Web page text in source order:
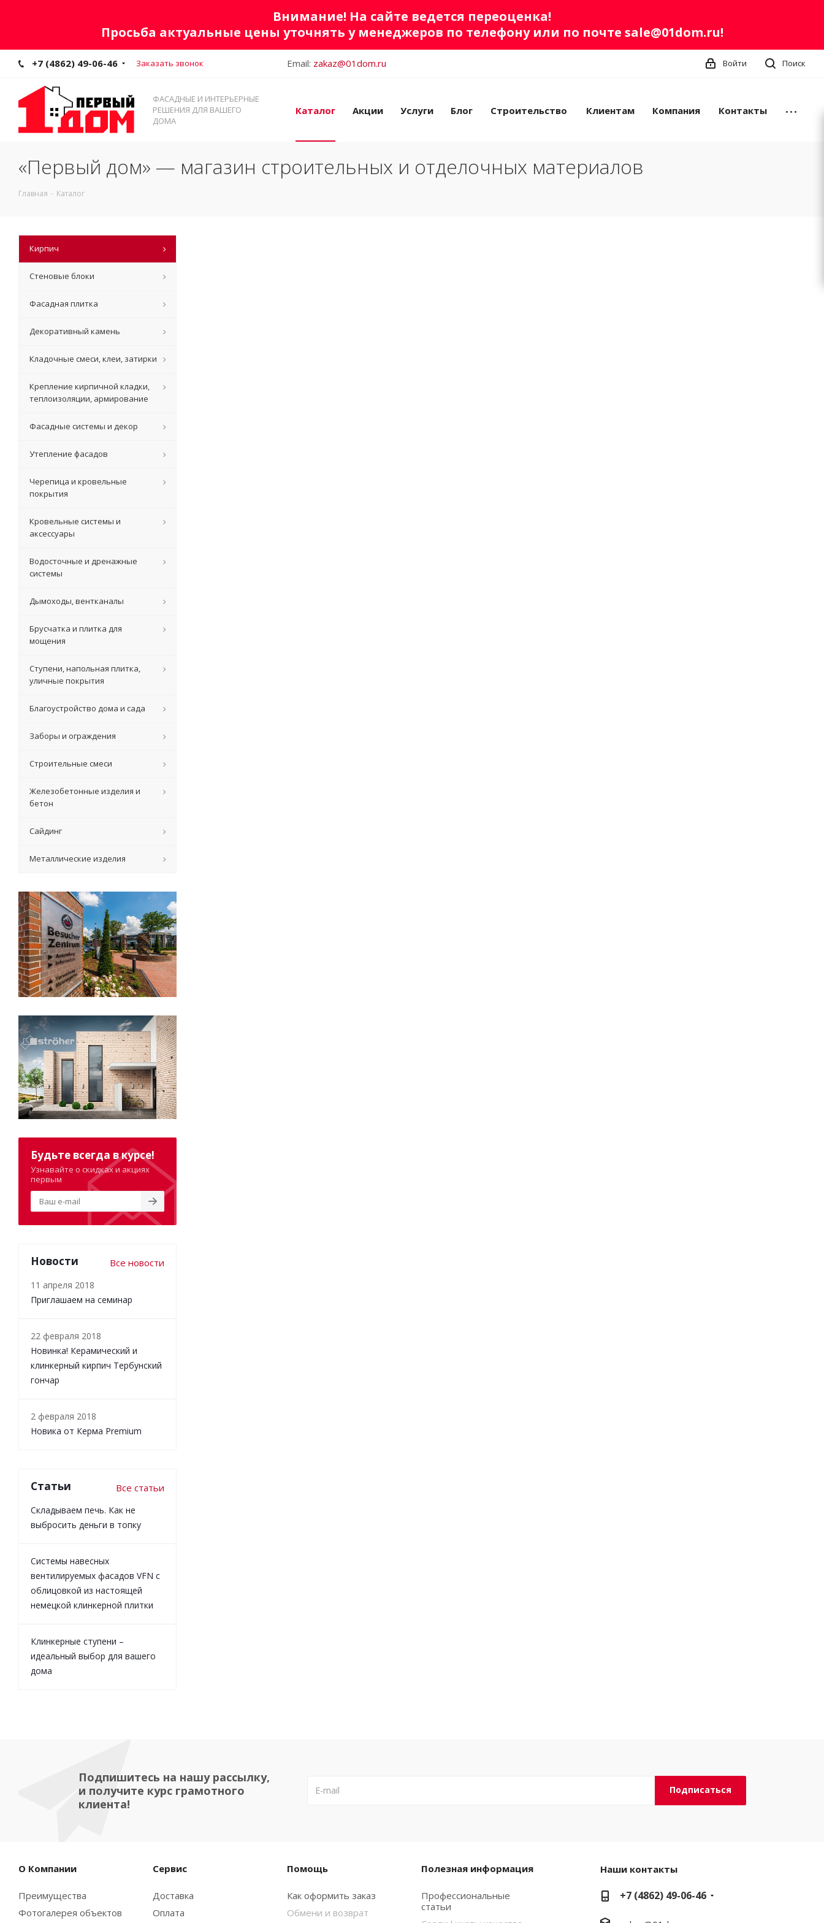
Внимание! На сайте ведется переоценка!
Просьба актуальные цены уточнять у менеджеров по телефону или по почте sale@01dom.ru!
+7 (4862) 49-06-46 Заказать звонок Email: zakaz@01dom.ru Поиск
Войти
ФАСАДНЫЕ И ИНТЕРЬЕРНЫЕ
РЕШЕНИЯ ДЛЯ ВАШЕГО
ДОМА
Каталог Акции Услуги Блог Строительство Клиентам Компания Контакты
«Первый дом» — магазин строительных и отделочных материалов
Главная - Каталог
Кирпич
Стеновые блоки
Фасадная плитка
Декоративный камень
Кладочные смеси, клеи, затирки
Крепление кирпичной кладки,
теплоизоляции, армирование
Фасадные системы и декор
Утепление фасадов
Черепица и кровельные
покрытия
Кровельные системы и
аксессуары
Водосточные и дренажные
системы
Дымоходы, вентканалы
Брусчатка и плитка для
мощения
Ступени, напольная плитка,
уличные покрытия
Благоустройство дома и сада
Заборы и ограждения
Строительные смеси
Железобетонные изделия и
бетон
Сайдинг
Металлические изделия
Будьте всегда в курсе!
Узнавайте о скидках и акциях
первым
Новости Все новости
11 апреля 2018
Приглашаем на семинар
22 февраля 2018
Новинка! Керамический и
клинкерный кирпич Тербунский
гончар
2 февраля 2018
Новика от Керма Premium
Статьи Все статьи
Складываем печь. Как не
выбросить деньги в топку
Системы навесных
вентилируемых фасадов VFN с
облицовкой из настоящей
немецкой клинкерной плитки
Клинкерные ступени –
идеальный выбор для вашего
дома
Подпишитесь на нашу рассылку,
и получите курс грамотного
клиента!
О Компании
Преимущества
Фотогалерея объектов
Сервис
Доставка
Оплата
Помощь
Как оформить заказ
Обмени и возврат
Полезная информация
Профессиональные
статьи
Наши контакты
+7 (4862) 49-06-46